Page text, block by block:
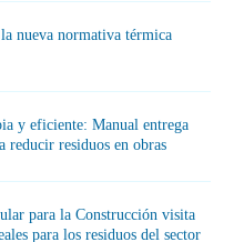
la nueva normativa térmica
y eficiente: Manual entrega
reducir residuos en obras
para la Construcción visita
para los residuos del sector